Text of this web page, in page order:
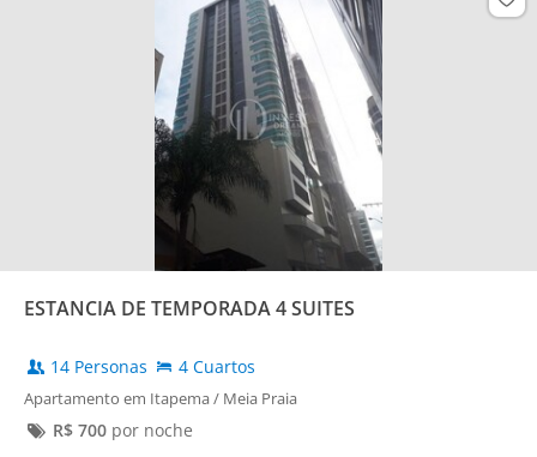
ESTANCIA DE TEMPORADA 4 SUITES
14 Personas 4 Cuartos
Apartamento em Itapema / Meia Praia
R$ 700por noche